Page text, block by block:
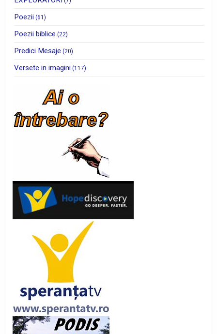
Poezii (61)
Poezii biblice (22)
Predici Mesaje (20)
Versete in imagini (117)